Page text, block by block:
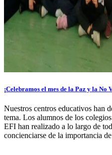
¡Celebramos el mes de la Paz y la No
Nuestros centros educativos han
tema. Los alumnos de los
EFI han realizado a lo largo de
concienciarse de la importancia